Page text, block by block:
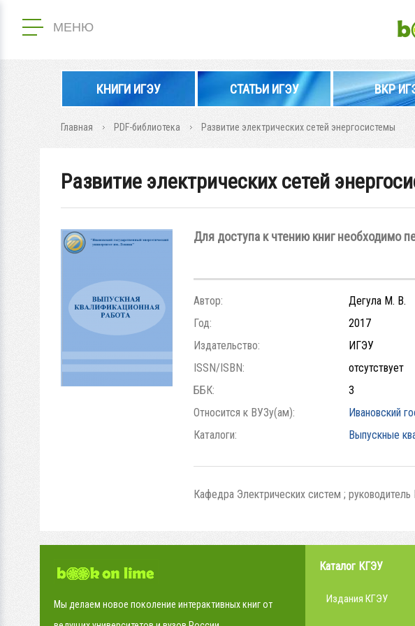
МЕНЮ
КНИГИ ИГЭУ СТАТЬИ ИГЭУ ВКР
Главная PDF-библиотека Развитие электрических сетей энергосистемы
Развитие электрических сетей
Для доступа к чтению книг необходимо
Автор:
Дегула М. В.
Год:
2017
Издательство:
ИГЭУ
ISSN/ISBN:
отсутствует
ББК:
3
Относится к ВУЗу(ам):
Ивановский
Каталоги:
Выпускные
Кафедра Электрических систем ;
Мы делаем новое поколение интерактивных книг от
Каталог КГЭУ
Издания КГЭУ